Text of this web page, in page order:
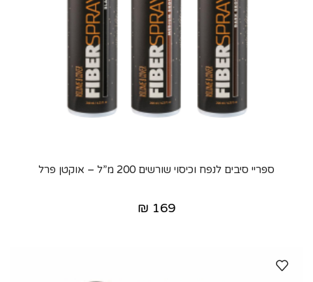
ספריי סיבים לנפח וכיסוי שורשים 200 מ”ל – אוקטן פרל
₪ 169